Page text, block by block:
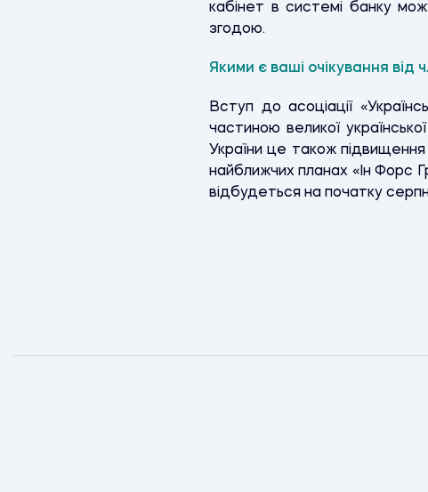
кабінет в системі банку
згодою.
Якими є ваші очікування від
Вступ до асоціації
частиною великої
України це також підвищення
найближчих планах «Ін Форс
відбудеться на початку